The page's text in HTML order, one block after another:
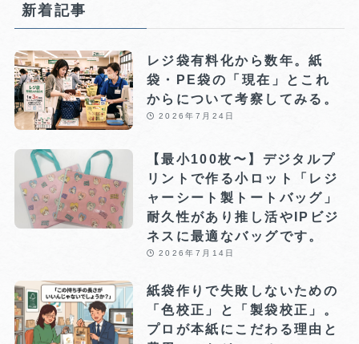
新着記事
レジ袋有料化から数年。紙
袋・PE袋の「現在」とこれ
からについて考察してみる。
2026年7月24日
【最小100枚〜】デジタルプ
リントで作る小ロット「レジ
ャーシート製トートバッグ」
耐久性があり推し活やIPビジ
ネスに最適なバッグです。
2026年7月14日
紙袋作りで失敗しないための
「色校正」と「製袋校正」。
プロが本紙にこだわる理由と